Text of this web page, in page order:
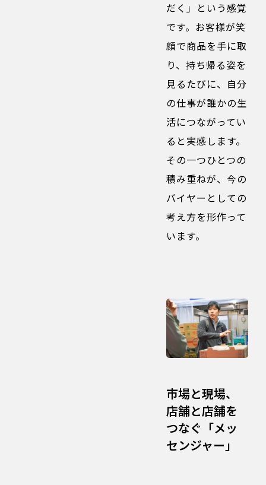
だく」という感覚
です。お客様が笑
顔で商品を手に取
り、持ち帰る姿を
見るたびに、自分
の仕事が誰かの生
活につながってい
ると実感します。
その一つひとつの
積み重ねが、今の
バイヤーとしての
考え方を形作って
います。
市場と現場、
店舗と店舗を
つなぐ「メッ
センジャー」